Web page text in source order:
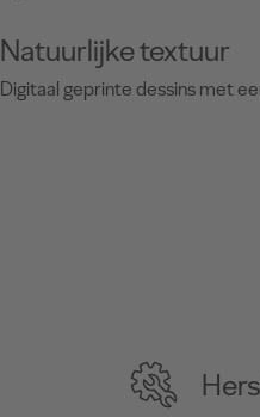
Natuurlijke textuur
Digitaal geprinte dessins met